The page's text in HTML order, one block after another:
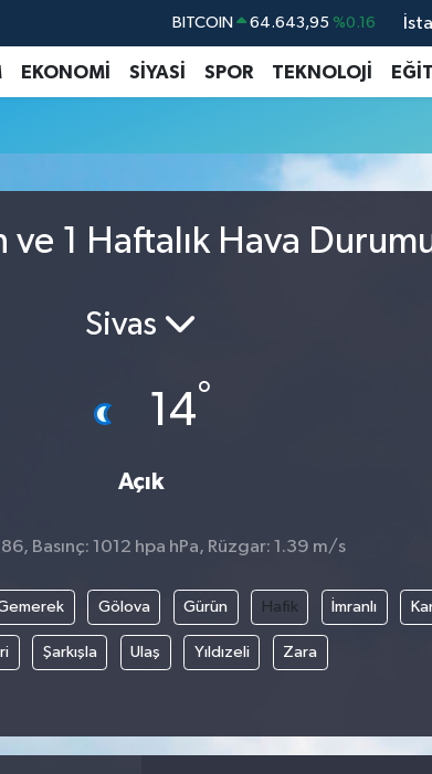
BITCOIN 64.643,95 %0.16
DOLAR 47,6704 %0
EURO 55,0406 %-0.08
%0.12
EKONOMİ SİYASİ SPOR TEKNOLOJİ
ve 1 Haftalık Hava
Sivas
14°
Açık
Basınç: 1012 hpa hPa, Rüzgar: 1.39 m/s
Gölova Gürün Hafik İmranlı
Şarkışla Ulaş Yıldızeli Zara